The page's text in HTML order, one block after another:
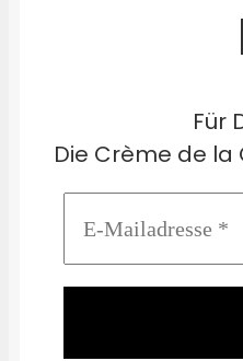
Für
Die Crème de